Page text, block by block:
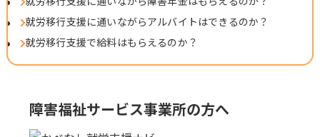
就労移行支援に通いながらアルバイトはできるのか？
就労移行支援で給料はもらえるのか？
障害福祉サービス事業所の方へ